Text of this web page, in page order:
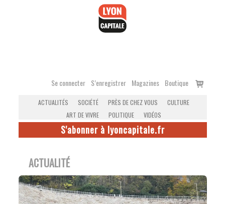
Se connecter S’enregistrer Magazines Boutique
Voir
ACTUALITÉS SOCIÉTÉ PRÈS DE CHEZ VOUS
CULTURE
ART DE VIVRE
POLITIQUE VIDÉOS
S'abonner à lyoncapitale.fr
ACTUALITÉ